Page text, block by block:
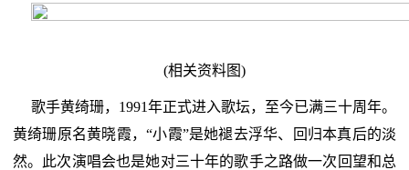
(相关资料图)
歌手黄绮珊，1991年正式进入歌坛，至今已满三十周年。
黄绮珊原名黄晓霞，“小霞”是她褪去浮华、回归本真后的淡
然。此次演唱会也是她对三十年的歌手之路做一次回望和总